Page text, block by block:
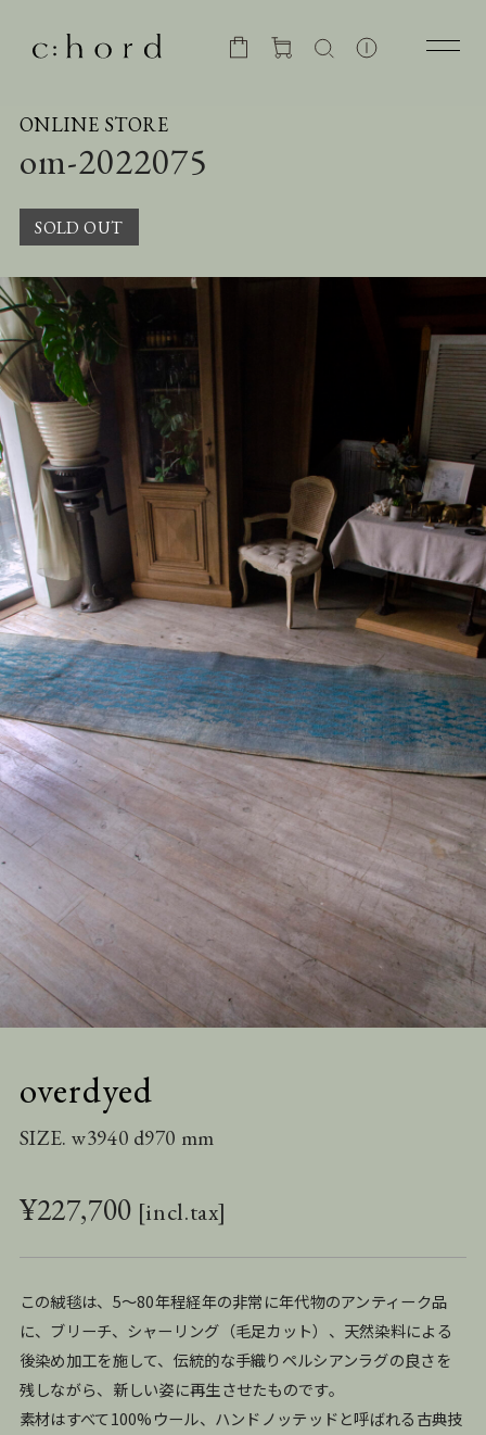
ONLINE STORE
om-2022075
overdyed
SIZE. w3940 d970 mm
¥227,700
この絨毯は、5〜80年程経年の非常に年代物のアンティーク品
に、ブリーチ、シャーリング（毛足カット）、天然染料による
後染め加工を施して、伝統的な手織りペルシアンラグの良さを
残しながら、新しい姿に再生させたものです。
素材はすべて100%ウール、ハンドノッテッドと呼ばれる古典技